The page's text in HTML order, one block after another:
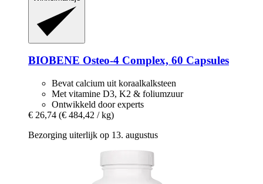
BIOBENE Osteo-​4 Complex, 60 Capsules
Bevat calcium uit koraalkalksteen
Met vitamine D3, K2 & foliumzuur
Ontwikkeld door experts
€ 26,74 (€ 484,42 / kg)
Bezorging uiterlijk op 13. augustus